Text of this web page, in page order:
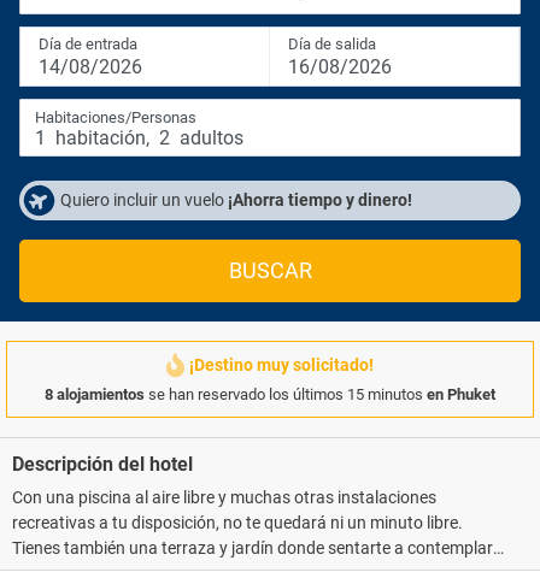
Día de entrada
14/08/2026
Día de salida
16/08/2026
Habitaciones/Personas
1 habitación, 2 adultos
Quiero incluir un vuelo ¡Ahorra tiempo y dinero!
BUSCAR
¡Destino muy solicitado!
8 alojamientos se han reservado los últimos 15 minutos en Phuket
Descripción del hotel
Con una piscina al aire libre y muchas otras instalaciones
recreativas a tu disposición, no te quedará ni un minuto libre.
Tienes también una terraza y jardín donde sentarte a contemplar
el paisaje. Con el servicio de transporte a la playa gratuito, estarás